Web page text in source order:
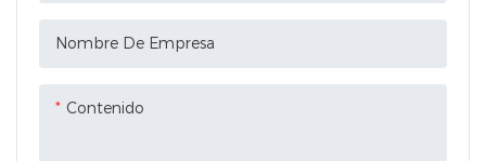
Nombre De Empresa
Contenido